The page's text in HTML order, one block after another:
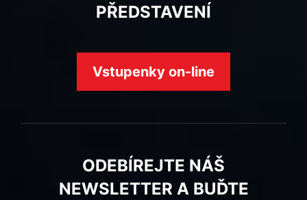
PŘEDSTAVENÍ
Vstupenky on-line
ODEBÍREJTE NÁŠ
NEWSLETTER A BUĎTE